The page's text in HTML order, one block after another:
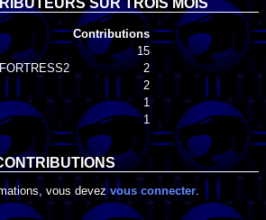
SUR TROIS MOIS
Contributions
15
2
2
1
1
vous devez vous connecter